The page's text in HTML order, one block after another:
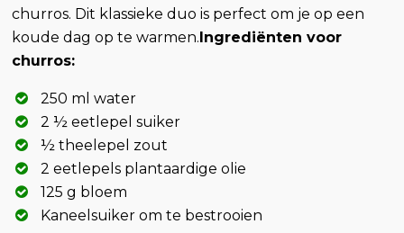
churros. Dit klassieke duo is perfect om je op een
koude dag op te warmen.Ingrediënten voor
churros:
250 ml water
2 ½ eetlepel suiker
½ theelepel zout
2 eetlepels plantaardige olie
125 g bloem
Kaneelsuiker om te bestrooien